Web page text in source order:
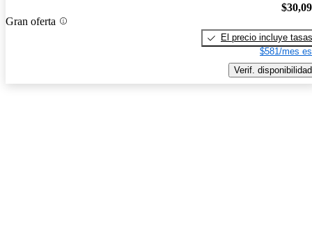
Gran oferta
El precio incluye tasas
$581/mes
Verif. disponibilidad